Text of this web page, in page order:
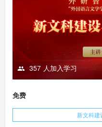
357 人加入学习
免费
新文科建